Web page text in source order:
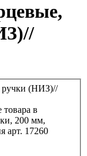
в
200 мм,
арт. 17260